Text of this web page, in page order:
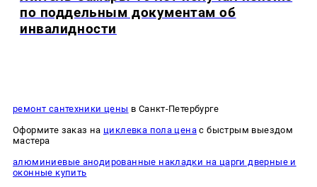
по поддельным документам об
инвалидности
ремонт сантехники цены в Санкт-Петербурге
Оформите заказ на циклевка пола цена с быстрым выездом
мастера
алюминиевые анодированные накладки на царги дверные и
оконные купить